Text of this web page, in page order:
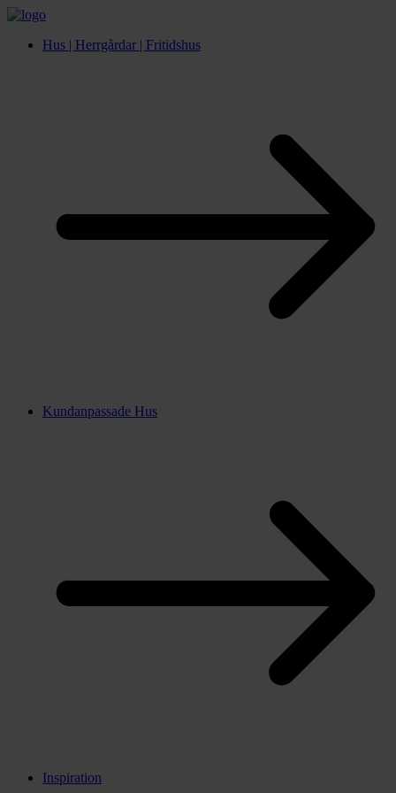
Hus | Herrgårdar | Fritidshus
Kundanpassade Hus
Inspiration